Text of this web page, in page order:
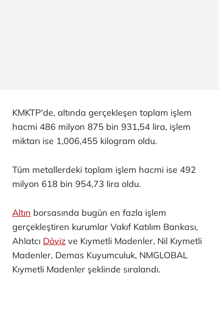
KMKTP'de, altında gerçekleşen toplam işlem
hacmi 486 milyon 875 bin 931,54 lira, işlem
miktarı ise 1,006,455 kilogram oldu.
Tüm metallerdeki toplam işlem hacmi ise 492
milyon 618 bin 954,73 lira oldu.
Altın borsasında bugün en fazla işlem
gerçekleştiren kurumlar Vakıf Katılım Bankası,
Ahlatcı Döviz ve Kıymetli Madenler, Nil Kıymetli
Madenler, Demas Kuyumculuk, NMGLOBAL
Kıymetli Madenler şeklinde sıralandı.